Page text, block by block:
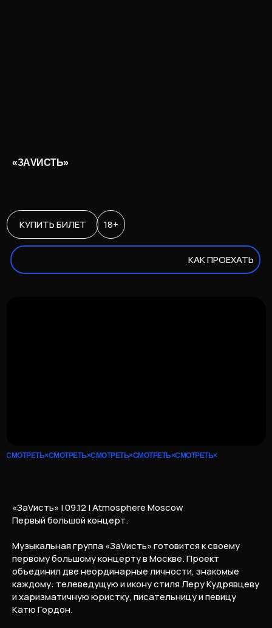
18+
КАК ПРОЕХАТЬ
«ЗАVИСТЬ»
КУПИТЬ БИЛЕТ
СМОТРЕТЬ×СМОТРЕТЬ×СМОТРЕТЬ×СМОТРЕТЬ×СМОТРЕТЬ×
«ЗаVисть» | 09.12 | Atmosphere Moscow
Первый большой концерт.
Музыкальная группа «ЗаVисть» готовится к своему
первому большому концерту в Москве. Проект
объединил две неординарные личности, знакомые
каждому: телеведущую и икону стиля Леру Кудрявцеву
и харизматичную юристку, писательницу и певицу
Катю Гордон.